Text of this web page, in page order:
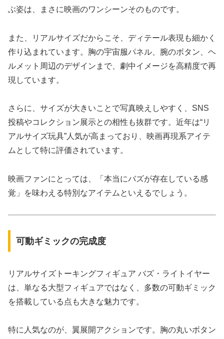
ぶ姿は、まさに映画のワンシーンそのものです。
また、リアルサイズだからこそ、ディテール表現も細かく
作り込まれています。胸の宇宙服パネル、腕のボタン、ヘ
ルメット周辺のデザインまで、劇中イメージを高精度で再
現しています。
さらに、サイズが大きいことで写真映えしやすく、SNS
投稿やコレクション展示との相性も抜群です。近年は“リ
アルサイズ玩具”人気が高まっており、映画再現系アイテ
ムとして特に評価されています。
映画ファンにとっては、「本当にバズが存在している感
覚」を味わえる特別なアイテムといえるでしょう。
可動ギミックの完成度
リアルサイズトーキングフィギュア バズ・ライトイヤー
は、単なる大型フィギュアではなく、多数の可動ギミック
を搭載している点も大きな魅力です。
特に人気なのが、翼展開アクションです。胸の丸いボタン